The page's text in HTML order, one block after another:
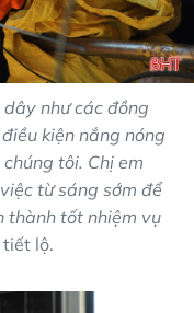
như các đồng
kiện nắng nóng
tôi. Chị em
từ sáng sớm để
thành tốt nhiệm vụ
lộ.